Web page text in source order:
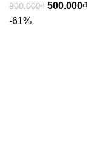
900.000₫ 500.000₫
-61%